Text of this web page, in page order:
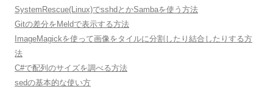
SystemRescue(Linux)でsshdとかSambaを使う方法
Gitの差分をMeldで表示する方法
ImageMagickを使って画像をタイルに分割したり結合したりする方
法
C#で配列のサイズを調べる方法
sedの基本的な使い方